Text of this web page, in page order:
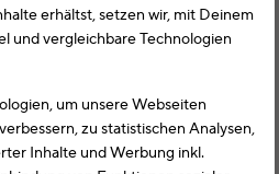
erhältst, setzen wir, mit Deinem
und vergleichbare Technologien
um unsere Webseiten
zu statistischen Analysen,
Inhalte und Werbung inkl.
Sonderausgaben oder